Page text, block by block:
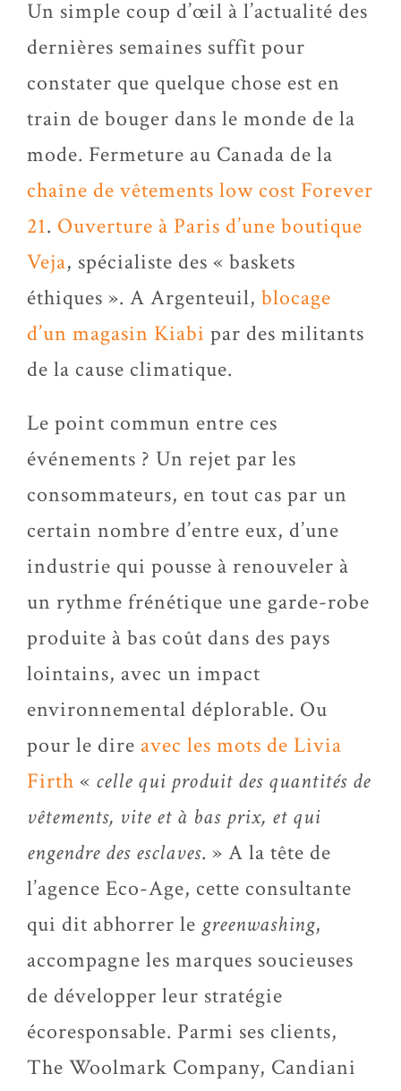
Un simple coup d’œil à l’actualité des
dernières semaines suffit pour
constater que quelque chose est en
train de bouger dans le monde de la
mode. Fermeture au Canada de la
chaîne de vêtements low cost Forever
21. Ouverture à Paris d’une boutique
Veja, spécialiste des « baskets
éthiques ». A Argenteuil, blocage
d’un magasin Kiabi par des militants
de la cause climatique.
Le point commun entre ces
événements ? Un rejet par les
consommateurs, en tout cas par un
certain nombre d’entre eux, d’une
industrie qui pousse à renouveler à
un rythme frénétique une garde-robe
produite à bas coût dans des pays
lointains, avec un impact
environnemental déplorable. Ou
pour le dire avec les mots de Livia
Firth « celle qui produit des quantités de
vêtements, vite et à bas prix, et qui
engendre des esclaves. » A la tête de
l’agence Eco-Age, cette consultante
qui dit abhorrer le greenwashing,
accompagne les marques soucieuses
de développer leur stratégie
écoresponsable. Parmi ses clients,
The Woolmark Company, Candiani